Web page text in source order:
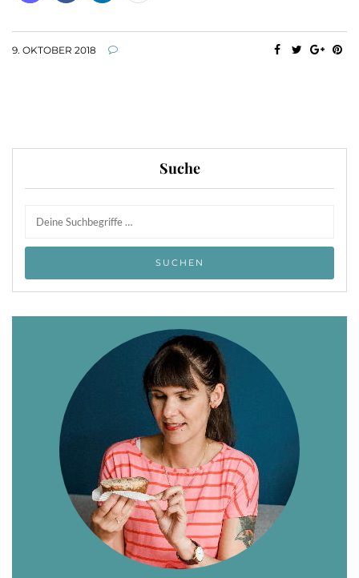
9. OKTOBER 2018
Suche